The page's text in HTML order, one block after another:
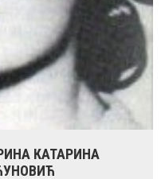
КАТАРИНА